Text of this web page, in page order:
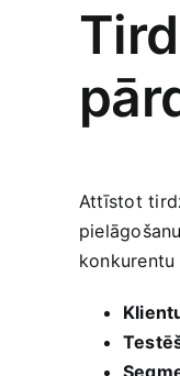
Attīstot